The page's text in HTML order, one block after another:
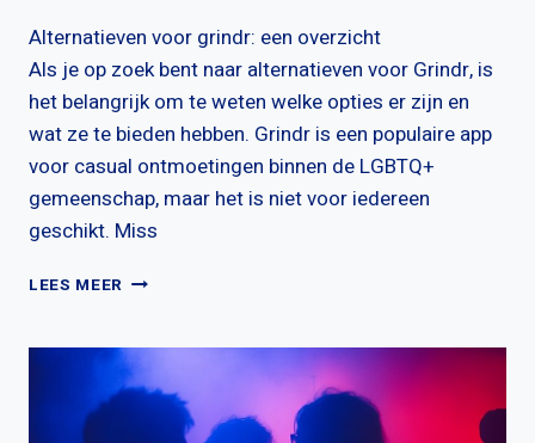
Alternatieven voor grindr: een overzicht
Als je op zoek bent naar alternatieven voor Grindr, is
het belangrijk om te weten welke opties er zijn en
wat ze te bieden hebben. Grindr is een populaire app
voor casual ontmoetingen binnen de LGBTQ+
gemeenschap, maar het is niet voor iedereen
geschikt. Miss
LEES MEER WELKE
ER
VOOR
GRINDR?